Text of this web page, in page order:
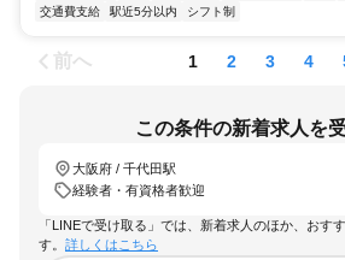
交通費支給
駅近5分以内 シフト制
前へ 1 2 3 4
この条件の新着求人を
大阪府 / 千代田駅
経験者・有資格者歓迎
「LINEで受け取る」では、新着求人のほか、おす
す。 詳しくはこちら